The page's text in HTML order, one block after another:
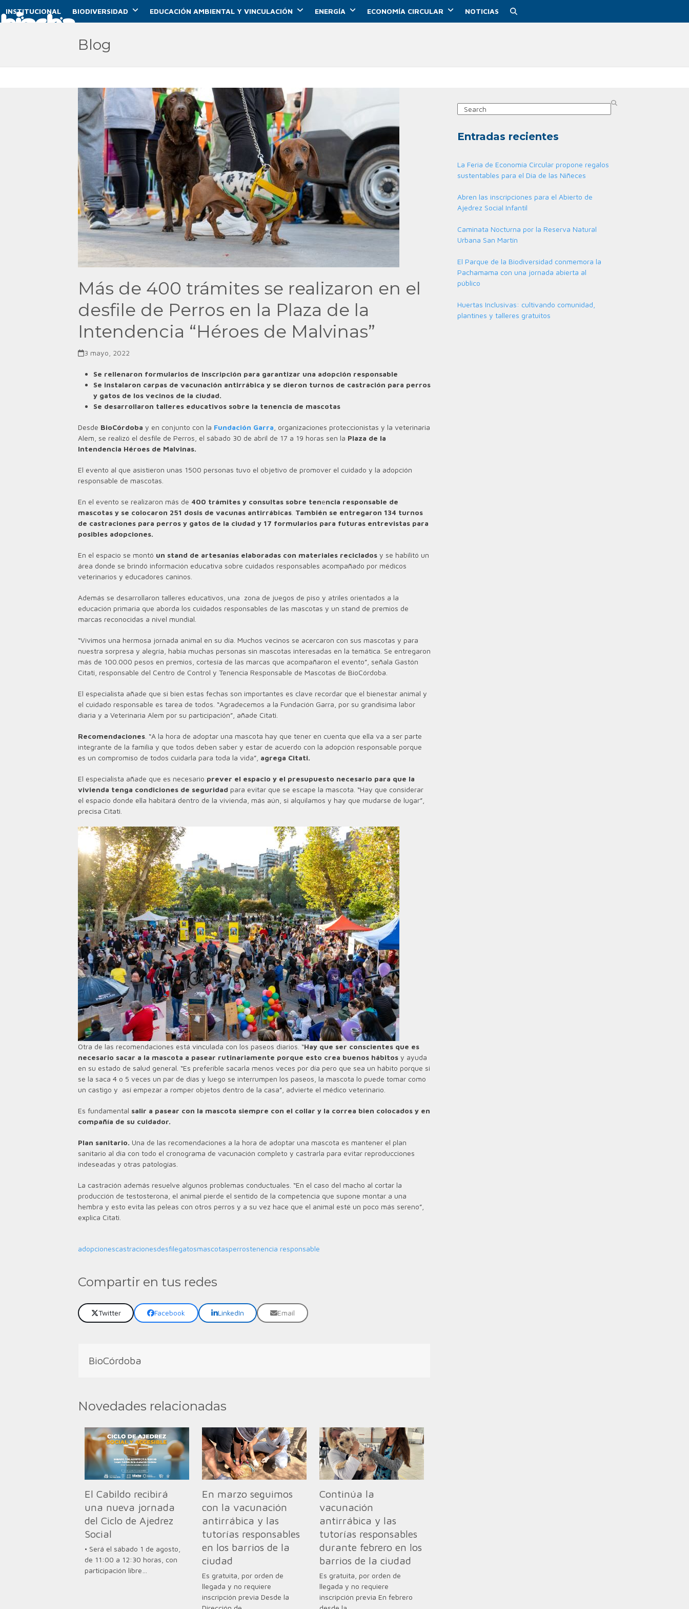
to
INSTITUCIONAL BIODIVERSIDAD EDUCACIÓN AMBIENTAL Y VINCULACIÓN ENERGÍA ECONOMÍA CIRCULAR NOTICIAS
Blog
Más de 400 trámites se realizaron en el
desfile de Perros en la Plaza de la
Intendencia “Héroes de Malvinas”
3 mayo, 2022
Se rellenaron formularios de inscripción para garantizar una adopción responsable
Se instalaron carpas de vacunación antirrábica y se dieron turnos de castración para perros
y gatos de los vecinos de la ciudad.
Se desarrollaron talleres educativos sobre la tenencia de mascotas
Desde BioCórdoba y en conjunto con la Fundación Garra , organizaciones proteccionistas y la veterinaria
Alem, se realizó el desfile de Perros, el sábado 30 de abril de 17 a 19 horas sen la Plaza de la
Intendencia Héroes de Malvinas.
El evento al que asistieron unas 1500 personas tuvo el objetivo de promover el cuidado y la adopción
responsable de mascotas.
En el evento se realizaron más de 400 trámites y consultas sobre tenencia responsable de
mascotas y se colocaron 251 dosis de vacunas antirrábicas También se entregaron 134 turnos
de castraciones para perros y gatos de la ciudad y 17 formularios para futuras entrevistas para
posibles adopciones.
En el espacio se montó un stand de artesanías elaboradas con materiales reciclados y se habilitó un
área donde se brindó información educativa sobre cuidados responsables acompañado por médicos
veterinarios y educadores caninos.
Además se desarrollaron talleres educativos, una zona de juegos de piso y atriles orientados a la
educación primaria que aborda los cuidados responsables de las mascotas y un stand de premios de
marcas reconocidas a nivel mundial.
“Vivimos una hermosa jornada animal en su día. Muchos vecinos se acercaron con sus mascotas y para
nuestra sorpresa y alegría, había muchas personas sin mascotas interesadas en la temática. Se entregaron
más de 100.000 pesos en premios, cortesía de las marcas que acompañaron el evento”, señala Gastón
Citati, responsable del Centro de Control y Tenencia Responsable de Mascotas de BioCórdoba.
El especialista añade que si bien estas fechas son importantes es clave recordar que el bienestar animal y
el cuidado responsable es tarea de todos. “Agradecemos a la Fundación Garra, por su grandísima labor
diaria y a Veterinaria Alem por su participación”, añade Citati.
Recomendaciones . “A la hora de adoptar una mascota hay que tener en cuenta que ella va a ser parte
integrante de la familia y que todos deben saber y estar de acuerdo con la adopción responsable porque
es un compromiso de todos cuidarla para toda la vida”, agrega Citati.
El especialista añade que es necesario prever el espacio y el presupuesto necesario para que la
vivienda tenga condiciones de seguridad para evitar que se escape la mascota. “Hay que considerar
el espacio donde ella habitará dentro de la vivienda, más aún, si alquilamos y hay que mudarse de lugar”,
precisa Citati.
Otra de las recomendaciones está vinculada con los paseos diarios. “Hay que ser conscientes que es
necesario sacar a la mascota a pasear rutinariamente porque esto crea buenos hábitos y ayuda
en su estado de salud general. “Es preferible sacarla menos veces por día pero que sea un hábito porque si
se la saca 4 o 5 veces un par de días y luego se interrumpen los paseos, la mascota lo puede tomar como
un castigo y así empezar a romper objetos dentro de la casa”, advierte el médico veterinario.
Es fundamental salir a pasear con la mascota siempre con el collar y la correa bien colocados y en
compañía de su cuidador.
Plan sanitario. Una de las recomendaciones a la hora de adoptar una mascota es mantener el plan
sanitario al día con todo el cronograma de vacunación completo y castrarla para evitar reproducciones
indeseadas y otras patologías.
La castración además resuelve algunos problemas conductuales. “En el caso del macho al cortar la
producción de testosterona, el animal pierde el sentido de la competencia que supone montar a una
hembra y esto evita las peleas con otros perros y a su vez hace que el animal esté un poco más sereno”,
explica Citati.
adopcionescastracionesdesfilegatosmascotasperrostenencia responsable
Compartir en tus redes
Twitter Facebook LinkedIn Email
BioCórdoba
Novedades relacionadas
El Cabildo recibirá
una nueva jornada
del Ciclo de Ajedrez
Social
• Será el sábado 1 de agosto,
de 11:00 a 12:30 horas, con
participación libre…
En marzo seguimos
con la vacunación
antirrábica y las
tutorías responsables
en los barrios de la
ciudad
Es gratuita, por orden de
llegada y no requiere
inscripción previa Desde la
Continúa la
vacunación
antirrábica y las
tutorías responsables
durante febrero en los
barrios de la ciudad
Es gratuita, por orden de
llegada y no requiere
inscripción previa En febrero
Search
Entradas recientes
La Feria de Economía Circular propone regalos
sustentables para el Día de las Niñeces
Abren las inscripciones para el Abierto de
Ajedrez Social Infantil
Caminata Nocturna por la Reserva Natural
Urbana San Martín
El Parque de la Biodiversidad conmemora la
Pachamama con una jornada abierta al
público
Huertas Inclusivas: cultivando comunidad,
plantines y talleres gratuitos